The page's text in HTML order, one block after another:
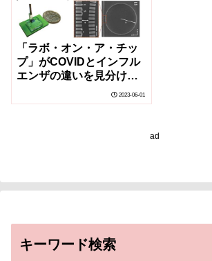
「ラボ・オン・ア・チッ
プ」がCOVIDとインフル
エンザの違いを見分ける
ことが可能に(‘Lab-on-a-
Chip’ Can Tell the
2023-06-01
ad
キーワード検索